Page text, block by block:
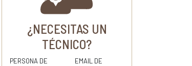
¿NECESITAS UN
TÉCNICO?
PERSONA DE
EMAIL DE